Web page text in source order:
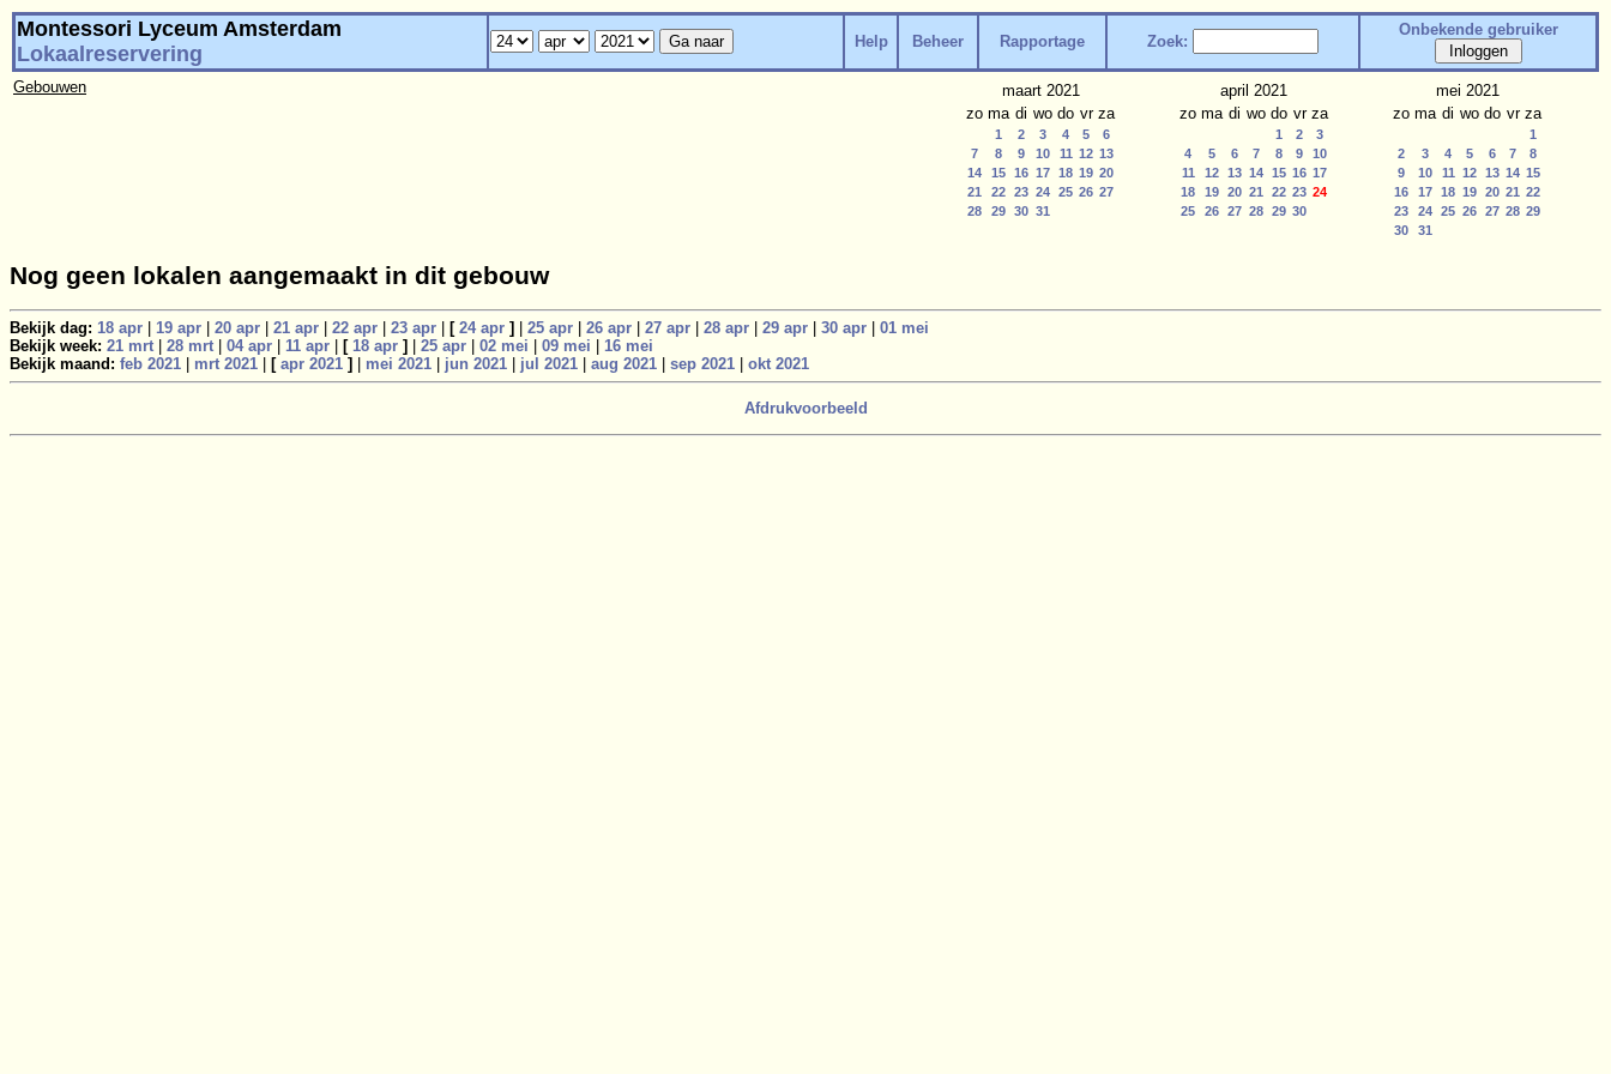
Montessori Lyceum Amsterdam
Lokaalreservering
Help Beheer Rapportage Zoek:
Onbekende gebruiker
Gebouwen
maart 2021
zo ma di wo do vr za
1 2 3 4 5
6
7
8 9 10 11 12 13
14
15 16 17 18 19 20
21
22 23 24 25 26 27
28
29 30 31
april 2021
zo ma di wo do vr za
1 2
3
4
5 6 7 8 9
10
11
12 13 14 15 16 17
18
19 20 21 22 23 24
25
26 27 28 29 30
mei 2021
zo ma di wo do vr za
1
2
3 4 5 6 7
8
9
10 11 12 13 14 15
16
17 18 19 20 21 22
23
24 25 26 27 28 29
30
31
Nog geen lokalen aangemaakt in dit gebouw
Bekijk dag: 18 apr 19 apr 20 apr 21 apr 22 apr 23 apr [ 24 apr ] 25 apr 26 apr 27 apr 28 apr 29 apr 30 apr
01 mei
Bekijk week: 21 mrt 28 mrt 04 apr 11 apr [ 18 apr ] 25 apr 02 mei 09 mei
16 mei
Bekijk maand: feb 2021 mrt 2021 [ apr 2021 ] mei 2021 jun 2021 jul 2021 aug 2021 sep 2021 okt 2021
Afdrukvoorbeeld